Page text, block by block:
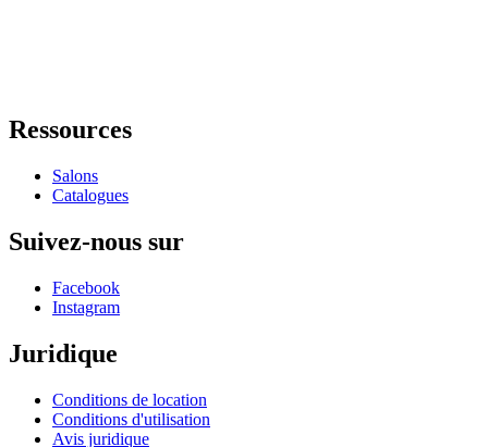
Ressources
Salons
Catalogues
Suivez-nous sur
Facebook
Instagram
Juridique
Conditions de location
Conditions d'utilisation
Avis juridique